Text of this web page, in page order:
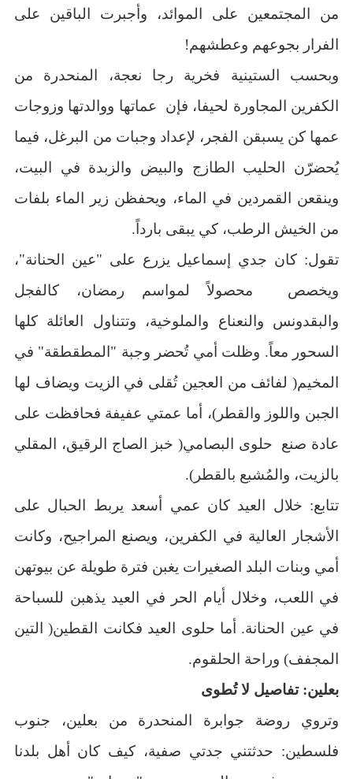
من المجتمعين على الموائد، وأجبرت الباقين على
الفرار بجوعهم وعطشهم!
وبحسب الستينية فخرية رجا نعجة، المنحدرة من
الكفرين المجاورة لحيفا، فإن عماتها ووالدتها وزوجات
عمها كن يسبقن الفجر، لإعداد وجبات من البرغل، فيما
يُحضرّن الحليب الطازج والبيض والزبدة في البيت،
وينقعن القمردين في الماء، ويحفظن زير الماء بلفات
من الخيش الرطب، كي يبقى بارداً.
تقول: كان جدي إسماعيل يزرع على "عين الحنانة"،
ويخصص محصولاً لمواسم رمضان، كالفجل
والبقدونس والنعناع والملوخية، وتتناول العائلة كلها
السحور معاً. وظلت أمي تُحضر وجبة "المطقطقة" في
المخيم( لفائف من العجين تُقلى في الزيت ويضاف لها
الجبن واللوز والقطر)، أما عمتي عفيفة فحافظت على
عادة صنع حلوى البصامي( خبز الصاج الرقيق، المقلي
بالزيت، والمُشبع بالقطر).
تتابع: خلال العيد كان عمي أسعد يربط الحبال على
الأشجار العالية في الكفرين، ويصنع المراجيح، وكانت
أمي وبنات البلد الصغيرات يغبن فترة طويلة عن بيوتهن
في اللعب، وخلال أيام الحر في العيد يذهبن للسباحة
في عين الحنانة. أما حلوى العيد فكانت القطين( التين
المجفف) وراحة الحلقوم.
بعلين: تفاصيل لا تُطوى
وتروي روضة جوابرة المنحدرة من بعلين، جنوب
فلسطين: حدثتني جدتي صفية، كيف كان أهل بلدنا